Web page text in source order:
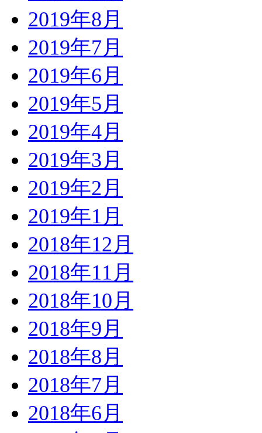
2019年8月
2019年7月
2019年6月
2019年5月
2019年4月
2019年3月
2019年2月
2019年1月
2018年12月
2018年11月
2018年10月
2018年9月
2018年8月
2018年7月
2018年6月